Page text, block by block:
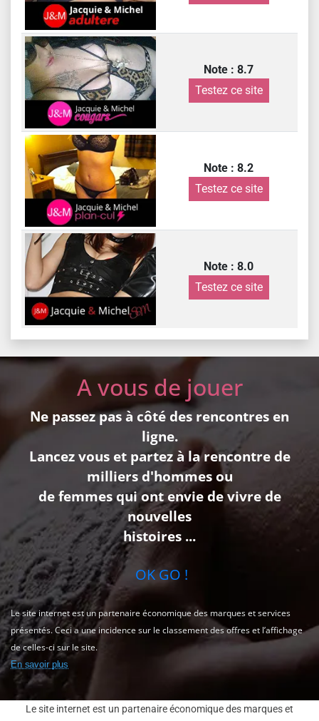
Note : 8.7
Testez ce site
Note : 8.2
Testez ce site
Note : 8.0
Testez ce site
A vous de jouer
Ne passez pas à côté des rencontres en
ligne.
Lancez vous et partez à la rencontre de
milliers d'hommes ou
de femmes qui ont envie de vivre de
nouvelles
histoires ...
OK GO !
Le site internet est un partenaire économique des marques et services
présentés. Ceci a une incidence sur le classement des offres et l’affichage
de celles-ci sur le site.
En savoir plus
Le site internet est un partenaire économique des marques et